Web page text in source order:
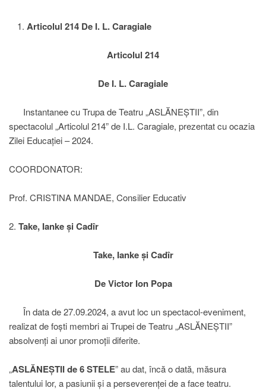
Articolul 214 De I. L. Caragiale
Articolul 214
De I. L. Caragiale
Instantanee cu Trupa de Teatru „ASLĂNEȘTII”, din
spectacolul „Articolul 214” de I.L. Caragiale, prezentat cu ocazia
Zilei Educației – 2024.
COORDONATOR:
Prof. CRISTINA MANDAE, Consilier Educativ
2. Take, Ianke și Cadîr
Take, Ianke și Cadîr
De Victor Ion Popa
În data de 27.09.2024, a avut loc un spectacol-eveniment,
realizat de foști membri ai Trupei de Teatru „ASLĂNEȘTII”
absolvenți ai unor promoții diferite.
„ASLĂNEȘTII de 6 STELE” au dat, încă o dată, măsura
talentului lor, a pasiunii și a perseverenței de a face teatru.